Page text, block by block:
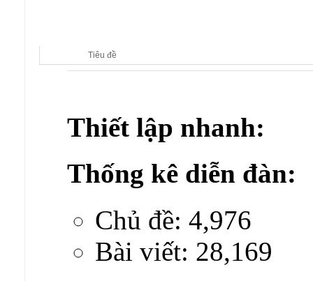
Tiêu đề
Thiết lập nhanh:
Thống kê diễn đàn:
Chủ đề: 4,976
Bài viết: 28,169